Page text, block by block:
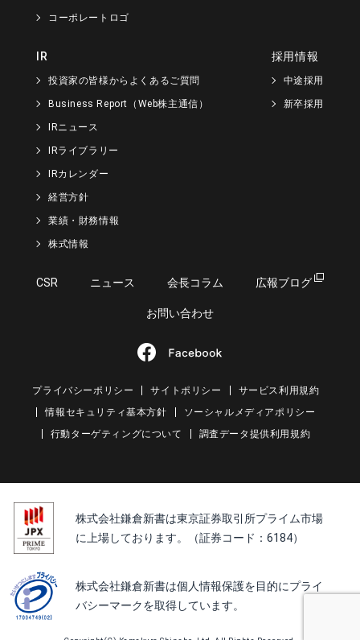
コーポレートロゴ
IR
投資家の皆様からよくあるご質問
Business Report（Web株主通信）
IRニュース
IRライブラリー
IRカレンダー
経営方針
業績・財務情報
株式情報
採用情報
中途採用
新卒採用
CSR ニュース 会長コラム 広報ブログ
お問い合わせ
プライバシーポリシー サイトポリシー
サービス利用規約
情報セキュリティ基本方針
ソーシャルメディアポリシー
行動ターゲティングについて
調査データ提供利用規約
株式会社鎌倉新書は東京証券取引所プライム市場
に上場しております。（証券コード：6184）
株式会社鎌倉新書は個人情報保護を目的にプライ
バシーマークを取得しています。